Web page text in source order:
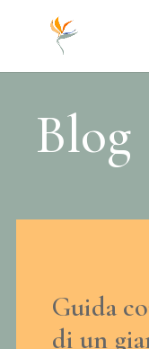
Blog
Guida
di un